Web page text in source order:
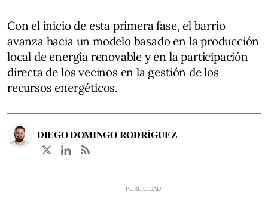
Con el inicio de esta primera fase, el barrio
avanza hacia un modelo basado en la producción
local de energía renovable y en la participación
directa de los vecinos en la gestión de los
recursos energéticos.
DIEGO DOMINGO RODRÍGUEZ